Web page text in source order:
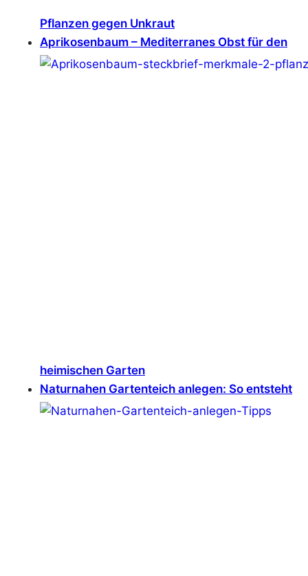
Pflanzen gegen Unkraut
Aprikosenbaum – Mediterranes Obst für den
heimischen Garten
Naturnahen Gartenteich anlegen: So entsteht